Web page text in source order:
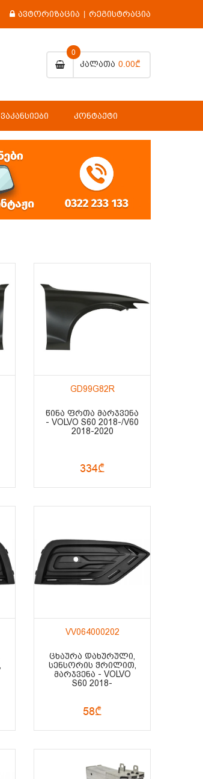
ავტორიზაცია | რეგისტრაცია
Კალათა
0
0.00₾
ᲕᲐᲙᲐᲜᲡᲘᲔᲑᲘ ᲙᲝᲜᲢᲐᲥᲢᲘ
GD99G82R
ᲬᲘᲜᲐ ᲤᲠᲗᲐ ᲛᲐᲠᲯᲕᲔᲜᲐ
- VOLVO S60 2018-/V60
2018-2020
334₾
VV064000202
ᲪᲮᲐᲣᲠᲐ ᲓᲐᲮᲣᲠᲣᲚᲘ,
ᲡᲔᲜᲡᲝᲠᲘᲡ ᲭᲠᲘᲚᲘᲗ,
ᲛᲐᲠᲯᲕᲔᲜᲐ - VOLVO
S60 2018-
58₾